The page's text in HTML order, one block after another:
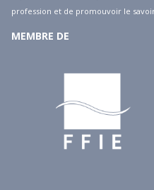
profession et de promouvoir le
MEMBRE DE